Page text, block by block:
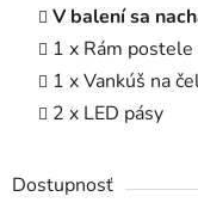
V balení sa
1 x Rám postele
1 x Vankúš na
2 x LED pásy
Dostupnosť